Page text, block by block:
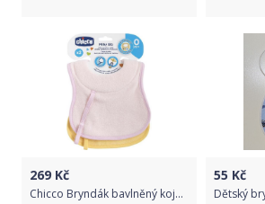
269 Kč
Chicco Bryndák bavlněný kojenecký 2 ks Chicco
55 Kč